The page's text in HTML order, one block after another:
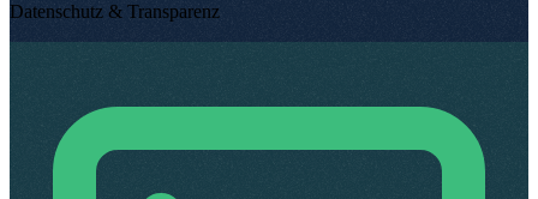
Datenschutz & Transparenz